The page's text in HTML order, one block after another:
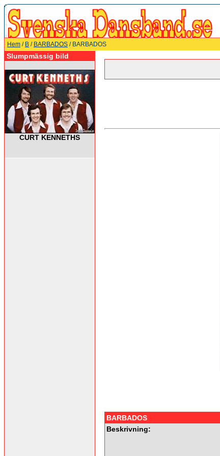
Hem / B / BARBADOS / BARBADOS
Slumpmässig bild
CURT KENNETHS
BARBADOS
Beskrivning: